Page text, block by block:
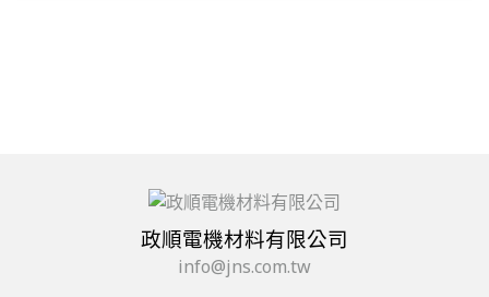
政順電機材料有限公司
info@jns.com.tw